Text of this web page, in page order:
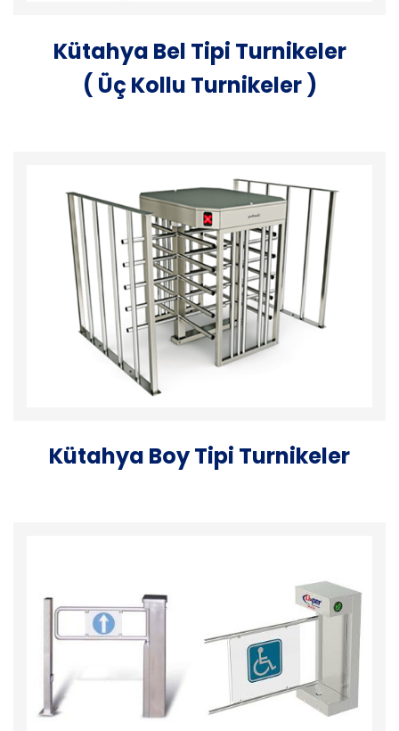
Kütahya Bel Tipi Turnikeler
( Üç Kollu Turnikeler )
Kütahya Boy Tipi Turnikeler